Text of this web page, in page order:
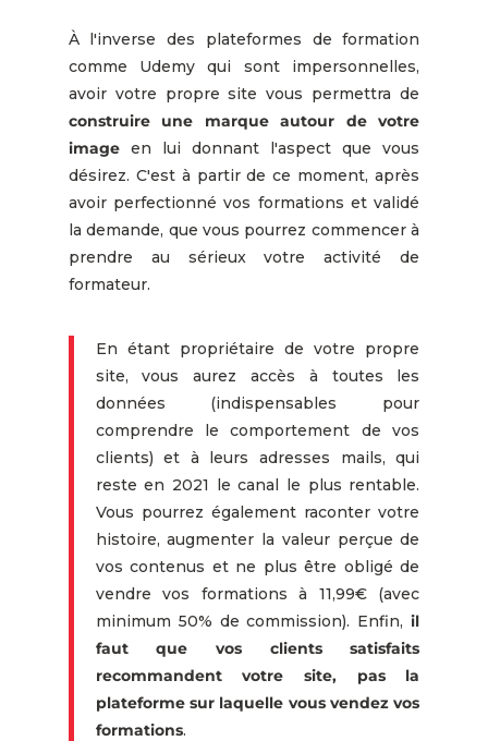
À l'inverse des plateformes de formation
comme Udemy qui sont impersonnelles,
avoir votre propre site vous permettra de
construire une marque autour de votre
imageen lui donnant l'aspect que vous
désirez. C'est à partir de ce moment, après
avoir perfectionné vos formations et validé
la demande, que vous pourrez commencer à
prendre au sérieux votre activité de
formateur.
En étant propriétaire de votre propre
site, vous aurez accès à toutes les
données (indispensables pour
comprendre le comportement de vos
clients) et à leurs adresses mails, qui
reste en 2021 le canal le plus rentable.
Vous pourrez également raconter votre
histoire, augmenter la valeur perçue de
vos contenus et ne plus être obligé de
vendre vos formations à 11,99€ (avec
minimum 50% de commission). Enfin,il
faut que vos clients satisfaits
recommandent votre site, pas la
plateforme sur laquelle vous vendez vos
formations.